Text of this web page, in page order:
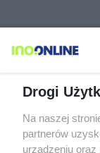
Drogi
Na naszej
partnerów
urządzeniu